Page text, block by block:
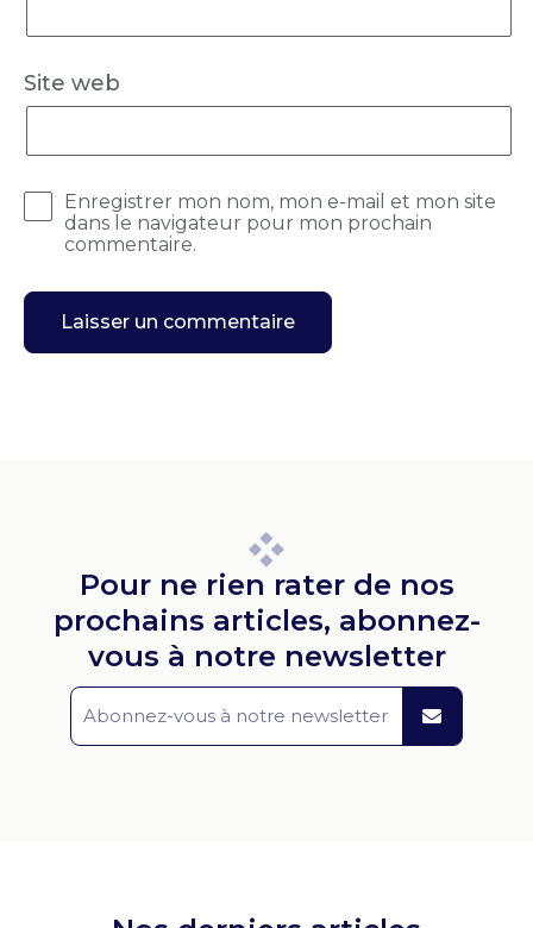
Site web
Enregistrer mon nom, mon e-mail et mon site
dans le navigateur pour mon prochain
commentaire.
Pour ne rien rater de nos
prochains articles, abonnez-
vous à notre newsletter